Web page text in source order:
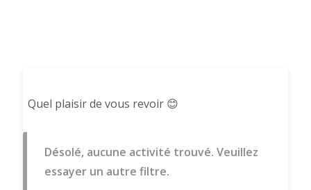
Quel plaisir de vous revoir 😊
Désolé, aucune activité trouvé. Veuillez
essayer un autre filtre.